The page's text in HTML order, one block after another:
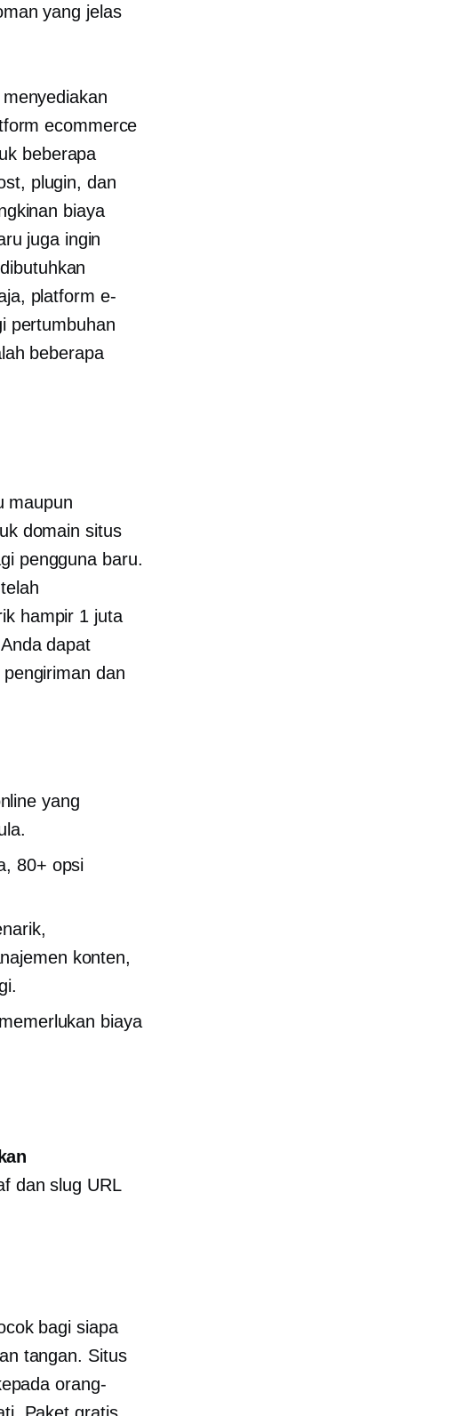
yang jelas
ecommerce
beberapa
plugin, dan
biaya
juga ingin
platform e-
pertumbuhan
beberapa
maupun
domain situs
pengguna baru.
hampir 1 juta
dapat
dan
yang
80+ opsi
konten,
biaya
dan slug URL
bagi siapa
tangan. Situs
orang-